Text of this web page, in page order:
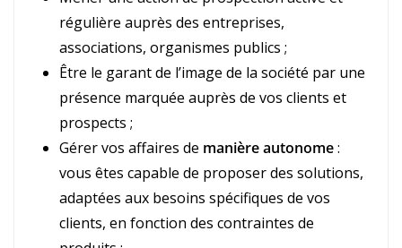
régulière auprès des entreprises,
associations, organismes publics ;
Être le garant de l’image de la société par une
présence marquée auprès de vos clients et
prospects ;
Gérer vos affaires de manière autonome:
vous êtes capable de proposer des solutions,
adaptées aux besoins spécifiques de vos
clients, en fonction des contraintes de